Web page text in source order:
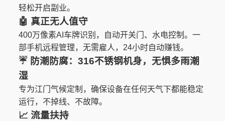
轻松开启副业。
🤖 真正无人值守
400万像素AI车牌识别，自动开关门、水电控制。一
部手机远程管理，无需雇人，24小时自动赚钱。
☔️ 防潮防腐：316不锈钢机身，无惧多雨潮
湿
专为江门气候定制，确保设备在任何天气下都能稳定
运行，不掉线、不故障。
📈 流量扶持